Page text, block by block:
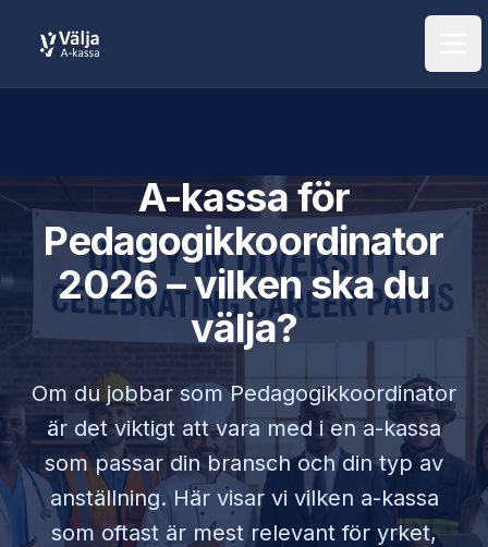
A-kassa för
Pedagogikkoordinator
2026 – vilken ska du
välja?
Om du jobbar somPedagogikkoordinator
är det viktigt att vara med i en a-kassa
som passar din bransch och din typ av
anställning. Här visar vi vilken a-kassa
som oftast är mest relevant för yrket,